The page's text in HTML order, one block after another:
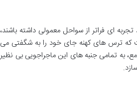
ای فراتر از سواحل معمولی داشته باشند،
که ترس های کهنه جای خود را به شگفتی می
به تمامی جنبه های این ماجراجویی بی نظیر